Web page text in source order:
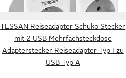
in 6-7 Werktagen bei dir
TESSAN Reiseadapter Schuko Stecker
mit 2 USB Mehrfachsteckdose
Adapterstecker Reiseadapter Typ I zu
USB Typ A